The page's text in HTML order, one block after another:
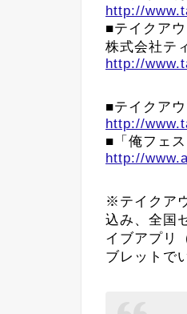
http://
■テイクア
株式会社テ
http://
■テイクア
http://
■「俺フェ
http://
※テイクア
込み、全国
イブアプリ
ブレットで